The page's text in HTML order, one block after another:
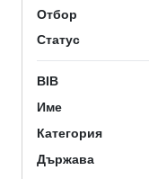
Отбор
Статус
BIB
Име
Категория
Държава